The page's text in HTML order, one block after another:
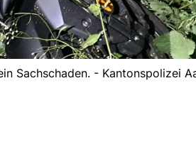
Sachschaden. - Kantonspolizei